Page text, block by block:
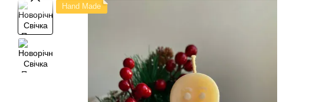
Hand Made